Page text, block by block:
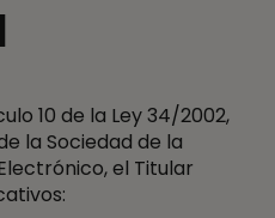
10 de la Ley 34/2002,
la Sociedad de la
el Titular